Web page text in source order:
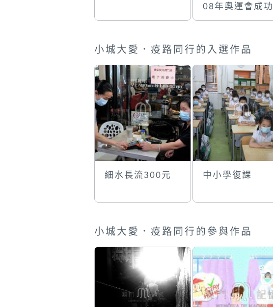
08年奧運會成功
小城大愛．疫路同行的入選作品
細水長流300元 中小學復課
小城大愛．疫路同行的參與作品